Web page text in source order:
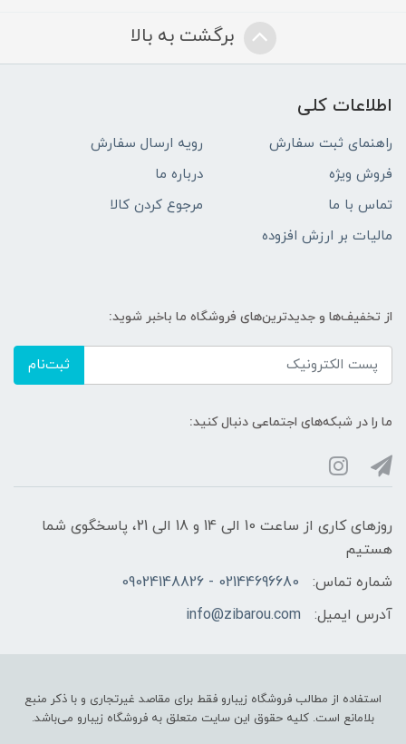
برگشت به بالا
اطلاعات کلی
راهنمای ثبت سفارش
رویه ارسال سفارش
فروش ویژه
درباره ما
تماس با ما
مرجوع کردن کالا
مالیات بر ارزش افزوده
از تخفیف‌ها و جدیدترین‌های فروشگاه ما باخبر شوید:
ثبت‌نام
ما را در شبکه‌های اجتماعی دنبال کنید:
روزهای کاری از ساعت 10 الی 14 و 18 الی 21، پاسخگوی شما
هستیم
شماره تماس:
02144696680 - 09024148826
آدرس ایمیل:
info@zibarou.com
استفاده از مطالب فروشگاه زیبارو فقط برای مقاصد غیرتجاری و با ذکر منبع
بلامانع است. کلیه حقوق این سایت متعلق به فروشگاه زیبارو می‌باشد.